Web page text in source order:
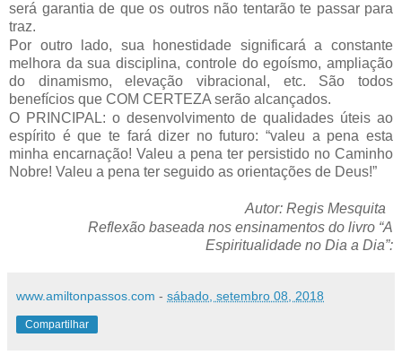
será garantia de que os outros não tentarão te passar para
traz.
Por outro lado, sua honestidade significará a constante
melhora da sua disciplina, controle do egoísmo, ampliação
do dinamismo, elevação vibracional, etc. São todos
benefícios que COM CERTEZA serão alcançados.
O PRINCIPAL: o desenvolvimento de qualidades úteis ao
espírito é que te fará dizer no futuro: “valeu a pena esta
minha encarnação! Valeu a pena ter persistido no Caminho
Nobre! Valeu a pena ter seguido as orientações de Deus!”
Autor: Regis Mesquita
Reflexão baseada nos ensinamentos do livro “A
Espiritualidade no Dia a Dia”:
www.amiltonpassos.com - sábado, setembro 08, 2018
Compartilhar